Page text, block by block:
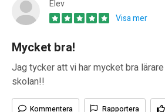
Elev
Visa mer
Mycket bra!
Jag tycker att vi har mycket bra
skolan!!
Kommentera Rapportera